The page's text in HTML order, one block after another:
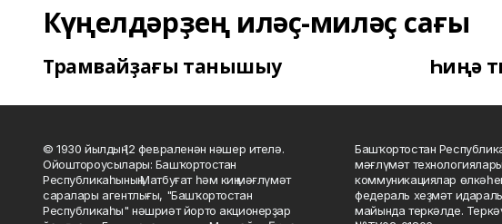
Күңелдәрҙең иләҫ-миләҫ сағы
Трамвайҙағы танышыу Һиңә
© 1930 йылдың 12 февраленән нәшер ителә.
Ойоштороусылары: Башҡортостан
Республикаһының Матбуғат һәм киң мәғлүмәт
саралары агентлығы, "Башҡортостан
Республикаһы" нәшриәт йорто акционерҙар
Башҡортостан
мәғлүмәт
коммуникациялар
федераль хеҙмәт
майында теркәлде.